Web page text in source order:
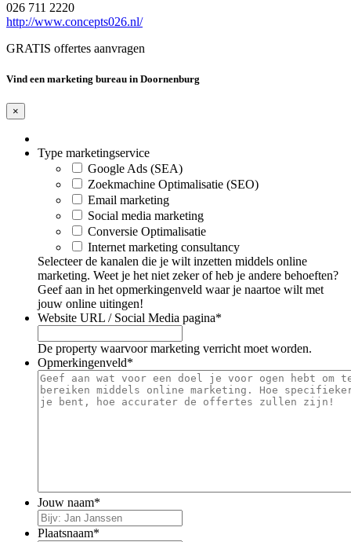
026 711 2220
http://www.concepts026.nl/
GRATIS offertes aanvragen
Vind een marketing bureau in Doornenburg
×
Type marketingservice
Google Ads (SEA)
Zoekmachine Optimalisatie (SEO)
Email marketing
Social media marketing
Conversie Optimalisatie
Internet marketing consultancy
Selecteer de kanalen die je wilt inzetten middels online
marketing. Weet je het niet zeker of heb je andere behoeften?
Geef aan in het opmerkingenveld waar je naartoe wilt met
jouw online uitingen!
Website URL / Social Media pagina*
De property waarvoor marketing verricht moet worden.
Opmerkingenveld*
Jouw naam*
Plaatsnaam*